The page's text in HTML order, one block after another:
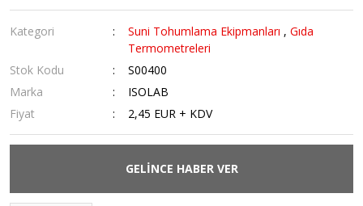
Kategori Suni Tohumlama Ekipmanları ,Gıda
Termometreleri
Stok Kodu
S00400
Marka
ISOLAB
Fiyat
2,45 EUR + KDV
GELİNCE HABER VER